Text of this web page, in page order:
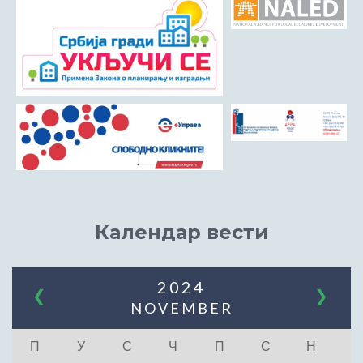
Календар вести
❮ ❯
2024
NOVEMBER
П У С Ч П С Н